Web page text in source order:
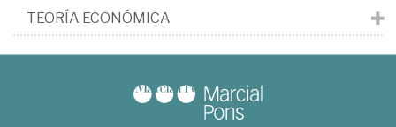
TEORÍA ECONÓMICA